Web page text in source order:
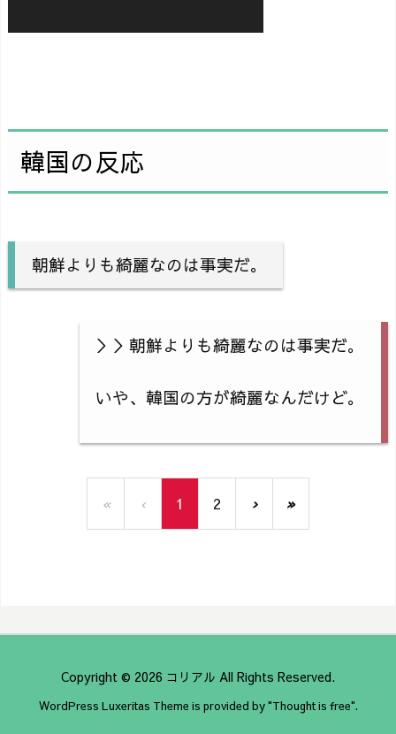
韓国の反応
朝鮮よりも綺麗なのは事実だ。
＞＞朝鮮よりも綺麗なのは事実だ。
いや、韓国の方が綺麗なんだけど。
« ‹ 1 2 › »
Copyright © 2026 コリアル All Rights Reserved.
WordPress Luxeritas Theme is provided by "Thought is free".